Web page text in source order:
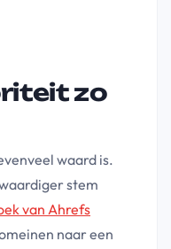
zo
waard is.
stem
van Ahrefs
naar een